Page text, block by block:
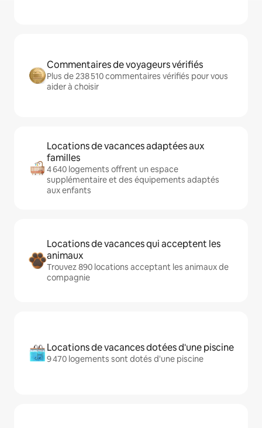
Commentaires de voyageurs vérifiés
Plus de 238 510 commentaires vérifiés pour vous
aider à choisir
Locations de vacances adaptées aux
familles
4 640 logements offrent un espace
supplémentaire et des équipements adaptés
aux enfants
Locations de vacances qui acceptent les
animaux
Trouvez 890 locations acceptant les animaux de
compagnie
Locations de vacances dotées d'une piscine
9 470 logements sont dotés d'une piscine